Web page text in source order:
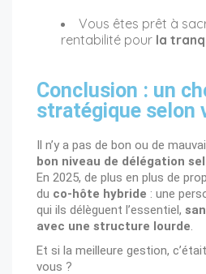
Vous êtes prêt à
rentabilité pour la
Conclusion : un
stratégique selon
Il n’y a pas de bon ou de
bon niveau de délégation
En 2025, de plus en plus de
du co-hôte hybride : une
qui ils délèguent l’essentiel,
avec une structure lourde.
Et si la meilleure gestion,
vous ?